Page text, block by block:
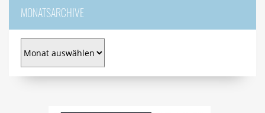
MONATSARCHIVE